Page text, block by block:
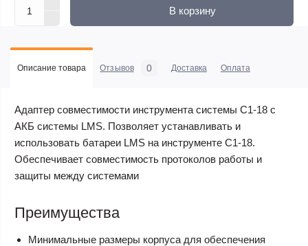
В корзину
Описание товара Отзывов 0 Доставка Оплата
Адаптер совместимости инструмента системы С1-18 c
АКБ системы LMS. Позволяет устанавливать и
использовать батареи LMS на инструменте С1-18.
Обеспечивает совместимость протоколов работы и
защиты между системами
Преимущества
Минимальные размеры корпуса для обеспечения